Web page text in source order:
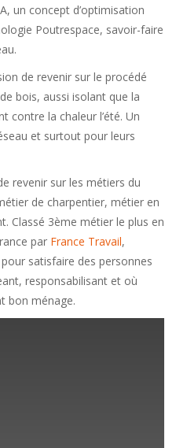
un concept d’optimisation
Poutrespace, savoir-faire
de revenir sur le procédé
bois, aussi isolant que la
contre la chaleur l’été. Un
et surtout pour leurs
revenir sur les métiers du
de charpentier, métier en
Classé 3ème métier le plus en
par France Travail,
satisfaire des personnes
responsabilisant et où
bon ménage.